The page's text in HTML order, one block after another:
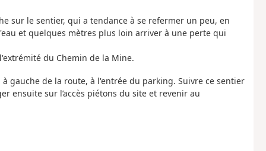
sur le sentier, qui a tendance à se refermer un peu, en
et quelques mètres plus loin arriver à une perte qui
du Chemin de la Mine.
gauche de la route, à l'entrée du parking. Suivre ce sentier
ensuite sur l’accès piétons du site et revenir au